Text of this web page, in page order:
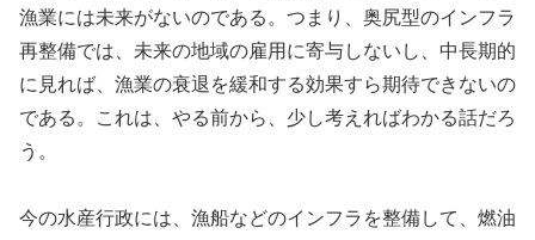
漁業には未来がないのである。つまり、奥尻型のインフラ
再整備では、未来の地域の雇用に寄与しないし、中長期的
に見れば、漁業の衰退を緩和する効果すら期待できないの
である。これは、やる前から、少し考えればわかる話だろ
う。
今の水産行政には、漁船などのインフラを整備して、燃油